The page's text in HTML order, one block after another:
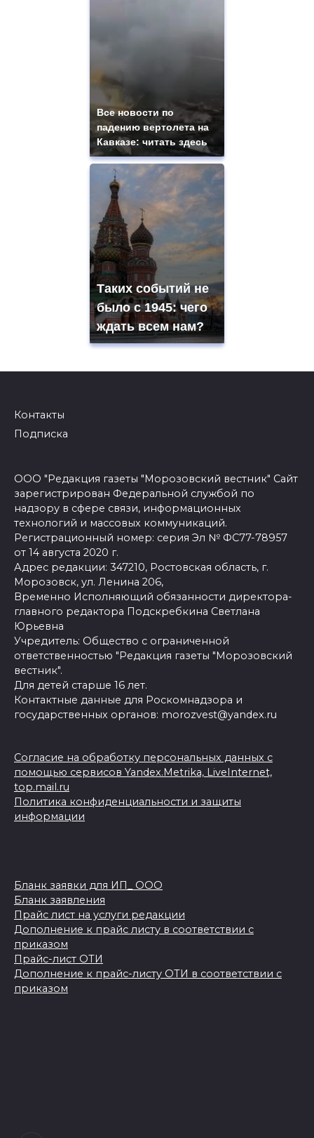
Все новости по
падению вертолета на
Кавказе: читать здесь
Таких событий не
было с 1945: чего
ждать всем нам?
Контакты
Подписка
ООО "Редакция газеты "Морозовский вестник" Сайт
зарегистрирован Федеральной службой по
надзору в сфере связи, информационных
технологий и массовых коммуникаций.
Регистрационный номер: серия Эл № ФС77-78957
от 14 августа 2020 г.
Адрес редакции: 347210, Ростовская область, г.
Морозовск, ул. Ленина 206,
Временно Исполняющий обязанности директора-
главного редактора Подскребкина Светлана
Юрьевна
Учредитель: Общество с ограниченной
ответственностью "Редакция газеты "Морозовский
вестник".
Для детей старше 16 лет.
Контактные данные для Роскомнадзора и
государственных органов: morozvest@yandex.ru
Согласие на обработку персональных данных с
помощью сервисов Yandex.Metrika, LiveInternet,
top.mail.ru
Политика конфиденциальности и защиты
информации
Бланк заявки для ИП_ ООО
Бланк заявления
Прайс лист на услуги редакции
Дополнение к прайс листу в соответствии с
приказом
Прайс-лист ОТИ
Дополнение к прайс-листу ОТИ в соответствии с
приказом